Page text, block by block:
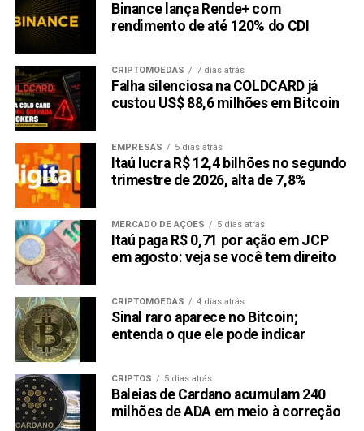
Binance lança Rende+ com
rendimento de até 120% do CDI
CRIPTOMOEDAS 7 dias atrás
Falha silenciosa na COLDCARD já
custou US$ 88,6 milhões em Bitcoin
EMPRESAS 5 dias atrás
Itaú lucra R$ 12,4 bilhões no segundo
trimestre de 2026, alta de 7,8%
MERCADO DE AÇÕES 5 dias atrás
Itaú paga R$ 0,71 por ação em JCP
em agosto: veja se você tem direito
CRIPTOMOEDAS 4 dias atrás
Sinal raro aparece no Bitcoin;
entenda o que ele pode indicar
CRIPTOS 5 dias atrás
Baleias de Cardano acumulam 240
milhões de ADA em meio à correção